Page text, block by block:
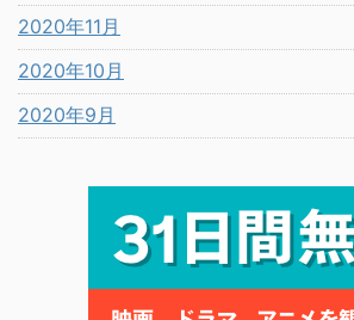
2020年11月
2020年10月
2020年9月